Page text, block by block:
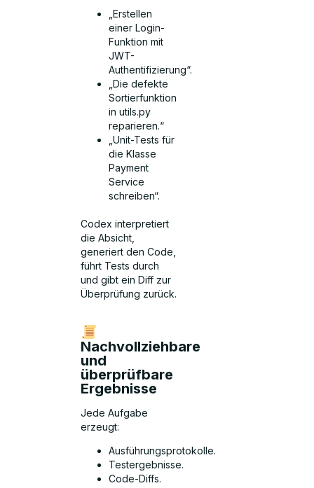
„Erstellen
einer Login-
Funktion mit
JWT-
Authentifizierung“.
„Die defekte
Sortierfunktion
in utils.py
reparieren.“
„Unit-Tests für
die Klasse
Payment
Service
schreiben“.
Codex interpretiert
die Absicht,
generiert den Code,
führt Tests durch
und gibt ein Diff zur
Überprüfung zurück.
Nachvollziehbare
und
überprüfbare
Ergebnisse
Jede Aufgabe
erzeugt:
Ausführungsprotokolle.
Testergebnisse.
Code-Diffs.